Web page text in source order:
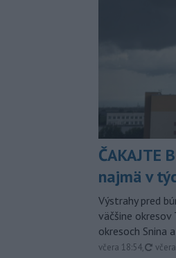
ČAKAJTE
najmä v
Výstrahy pred
väčšine okresov
okresoch Snina
včera 18:54,